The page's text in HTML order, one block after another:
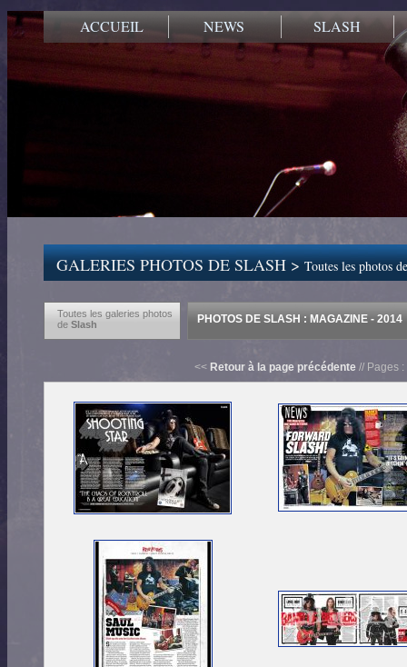
ACCUEIL NEWS SLASH
GALERIES PHOTOS DE SLASH >Toutes les photos
Toutes les galeries photos
de Slash PHOTOS DE SLASH : MAGAZINE - 2014
<< Retour à la page précédente // Pages :